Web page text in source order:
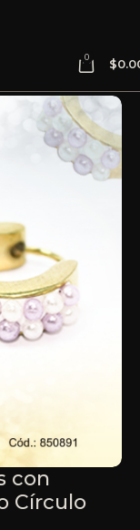
0 $
con
Círculo